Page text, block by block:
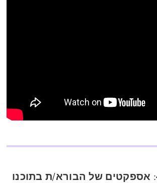
פודקאסט 40: אספקטים של הבורא/ת בתוכנו